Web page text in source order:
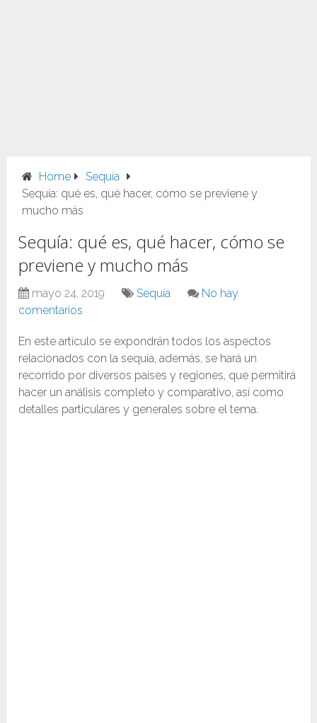
Home
Sequía
Sequía: qué es, qué hacer, cómo se previene y
mucho más
Sequía: qué es, qué hacer, cómo se
previene y mucho más
mayo 24, 2019 Sequía
No hay
comentarios
En este artículo se expondrán todos los aspectos
relacionados con la sequía, además, se hará un
recorrido por diversos países y regiones, que permitirá
hacer un análisis completo y comparativo, así como
detalles particulares y generales sobre el tema.